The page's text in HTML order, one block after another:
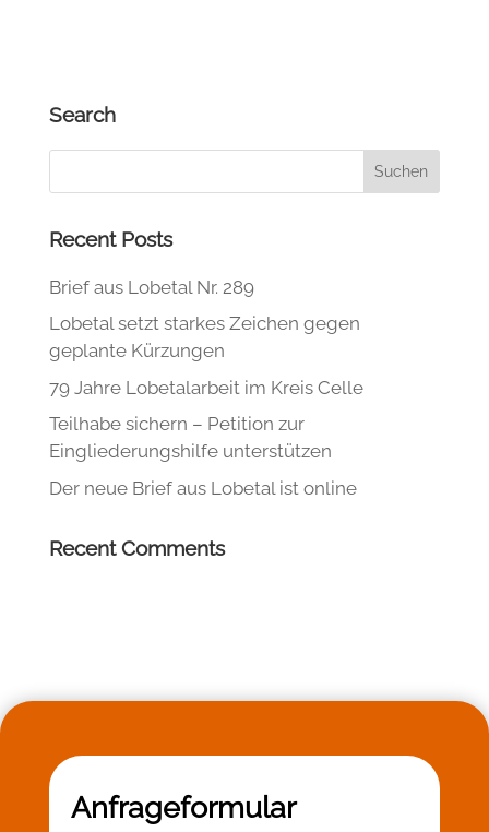
Search
Recent Posts
Brief aus Lobetal Nr. 289
Lobetal setzt starkes Zeichen gegen
geplante Kürzungen
79 Jahre Lobetalarbeit im Kreis Celle
Teilhabe sichern – Petition zur
Eingliederungshilfe unterstützen
Der neue Brief aus Lobetal ist online
Recent Comments
Anfrageformular